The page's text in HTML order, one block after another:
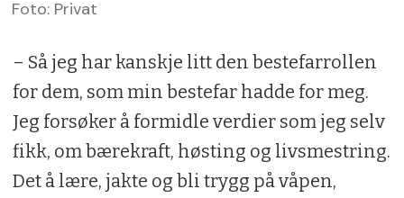
Foto: Privat
– Så jeg har kanskje litt den bestefarrollen
for dem, som min bestefar hadde for meg.
Jeg forsøker å formidle verdier som jeg selv
fikk, om bærekraft, høsting og livsmestring.
Det å lære, jakte og bli trygg på våpen,